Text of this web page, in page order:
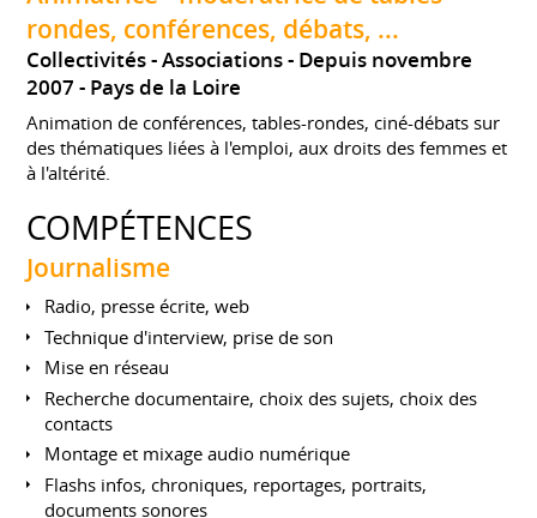
rondes, conférences, débats, ...
Collectivités - Associations
Depuis novembre
2007 Pays de la Loire
Animation de conférences, tables-rondes, ciné-débats sur
des thématiques liées à l'emploi, aux droits des femmes et
à l'altérité.
COMPÉTENCES
Journalisme
Radio, presse écrite, web
Technique d'interview, prise de son
Mise en réseau
Recherche documentaire, choix des sujets, choix des
contacts
Montage et mixage audio numérique
Flashs infos, chroniques, reportages, portraits,
documents sonores